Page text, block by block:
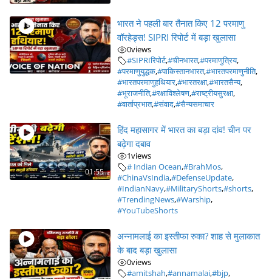
भारत ने पहली बार तैनात किए 12 परमाणु
वॉरहेड्स! SIPRI रिपोर्ट में बड़ा खुलासा
0views
#SIPRIरिपोर्ट,#चीनभारत,#परमाणुत्रिय,
#परमाणुयुद्धक,#पाकिस्तानभारत,#भारतपरमाणुनीति,
#भारतपरमाणुहथियार,#भारतरक्षा,#भारतसैन्य,
#भूराजनीति,#रक्षाविश्लेषण,#राष्ट्रीयसुरक्षा,
#वार्ताप्रभात,#संवाद,#सैन्यसमाचार
01:55
हिंद महासागर में भारत का बड़ा दांव! चीन पर
बढ़ेगा दबाव
1views
# Indian Ocean,#BrahMos,
#ChinaVsIndia,#DefenseUpdate,
#IndianNavy,#MilitaryShorts,#shorts,
#TrendingNews,#Warship,
#YouTubeShorts
अन्नामलाई का इस्तीफा रुका? शाह से मुलाकात
के बाद बड़ा खुलासा
0views
#amitshah,#annamalai,#bjp,